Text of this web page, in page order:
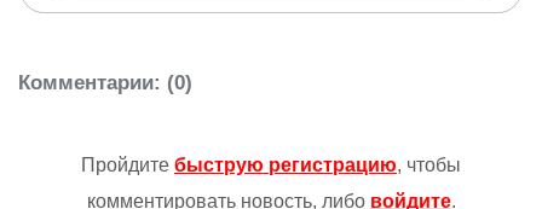
Комментарии: (0)
Пройдите быструю регистрацию, чтобы
комментировать новость, либо войдите.